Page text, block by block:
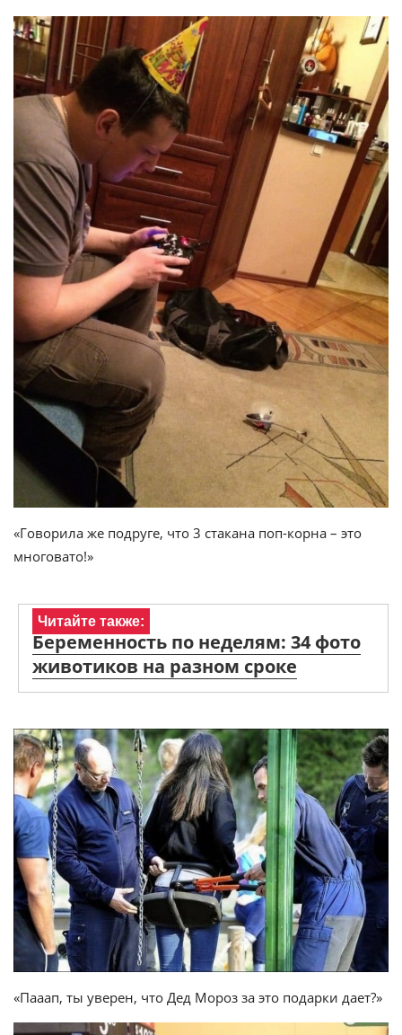
«Говорила же подруге, что 3 стакана поп-корна – это
многовато!»
Читайте также:
Беременность по неделям: 34 фото
животиков на разном сроке
«Пааап, ты уверен, что Дед Мороз за это подарки дает?»